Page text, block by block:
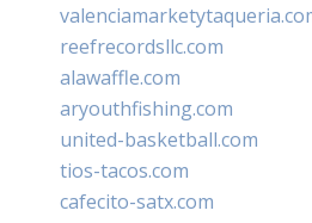
reefrecordsllc.com
alawaffle.com
aryouthfishing.com
united-basketball.com
tios-tacos.com
cafecito-satx.com